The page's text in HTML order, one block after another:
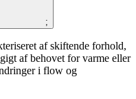
;
af skiftende forhold,
af behovet for varme eller
i flow og